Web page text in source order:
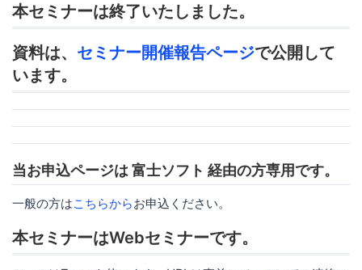
本セミナーは終了いたしました。
資料は、 セミナー開催報告ページで公開して
います。
当お申込ページは 富士ソフト 経由の方専用です。
一般の方はこちらからお申込ください。
本セミナーはWebセミナーです。